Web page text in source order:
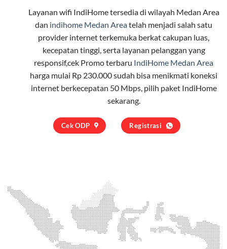
Layanan wifi IndiHometersedia di wilayah Medan Area
dan indihome Medan Areatelah menjadi salah satu
provider internet terkemuka berkat cakupan luas,
kecepatan tinggi, serta layanan pelanggan yang
responsif,cek Promo terbaru IndiHome Medan Area
harga mulai Rp 230.000 sudah bisa menikmati koneksi
internet berkecepatan 50 Mbps, pilih paket IndiHome
sekarang.
Cek ODP Registrasi